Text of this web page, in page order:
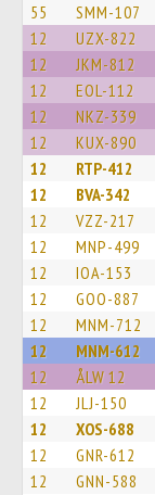
55 SMM-107
12 UZX-822
12 JKM-812
12 EOL-112
12 NKZ-339
12 KUX-890
12 RTP-412
12 BVA-342
12 VZZ-217
12 MNP-499
12 IOA-153
12 GOO-887
12 MNM-712
12 MNM-612
12 ÅLW 12
12 JLJ-150
12 XOS-688
12 GNR-612
12 GNN-588